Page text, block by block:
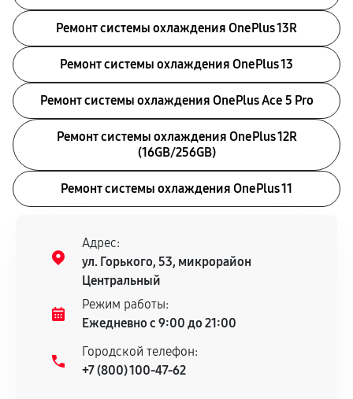
Ремонт системы охлаждения OnePlus 13R
Ремонт системы охлаждения OnePlus 13
Ремонт системы охлаждения OnePlus Ace 5 Pro
Ремонт системы охлаждения OnePlus 12R
(16GB/256GB)
Ремонт системы охлаждения OnePlus 11
Адрес:
ул. Горького, 53, микрорайон
Центральный
Режим работы:
Ежедневно с 9:00 до 21:00
Городской телефон:
+7 (800) 100-47-62